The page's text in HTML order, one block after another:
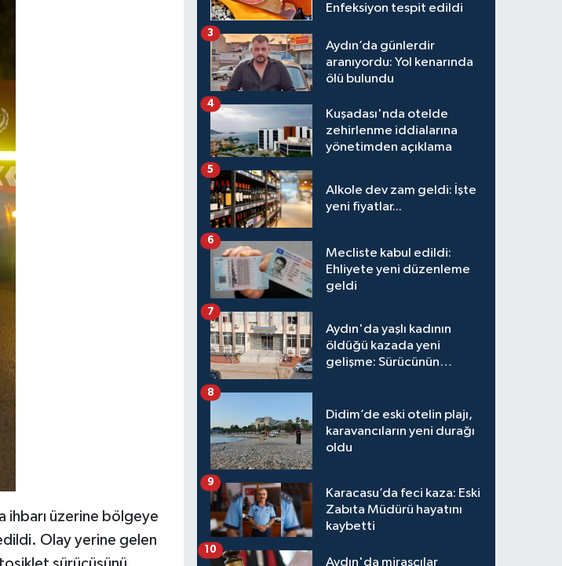
ihbarı üzerine bölgeye
Olay yerine gelen
Enfeksiyon tespit edildi
Aydın’da günlerdir
aranıyordu: Yol kenarında
ölü bulundu
3
Kuşadası'nda otelde
zehirlenme iddialarına
yönetimden açıklama
4
Alkole dev zam geldi: İşte
yeni fiyatlar...
5
Mecliste kabul edildi:
Ehliyete yeni düzenleme
geldi
6
Aydın'da yaşlı kadının
öldüğü kazada yeni
gelişme: Sürücünün
7
Didim’de eski otelin plajı,
karavancıların yeni durağı
oldu
8
Karacasu’da feci kaza: Eski
Zabıta Müdürü hayatını
kaybetti
9
Aydın'da mirasçılar
10